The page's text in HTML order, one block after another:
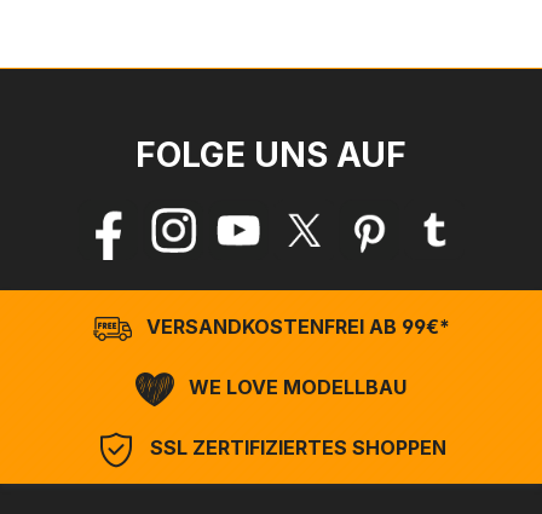
FOLGE UNS AUF
VERSANDKOSTENFREI AB 99€*
WE LOVE MODELLBAU
SSL ZERTIFIZIERTES SHOPPEN